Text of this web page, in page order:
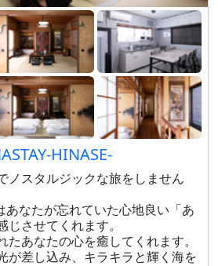
HINASE-
ノスタルジックな旅をしません
あなたが忘れていた心地良い「あ
させてくれます。
たあなたの心を癒してくれます。
が差し込み、キラキラと輝く海を